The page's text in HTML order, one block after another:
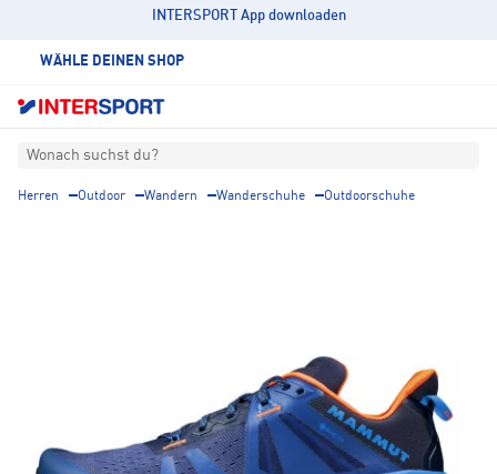
INTERSPORT App downloaden
WÄHLE DEINEN SHOP
Wonach suchst du?
Herren Outdoor Wandern Wanderschuhe Outdoorschuhe